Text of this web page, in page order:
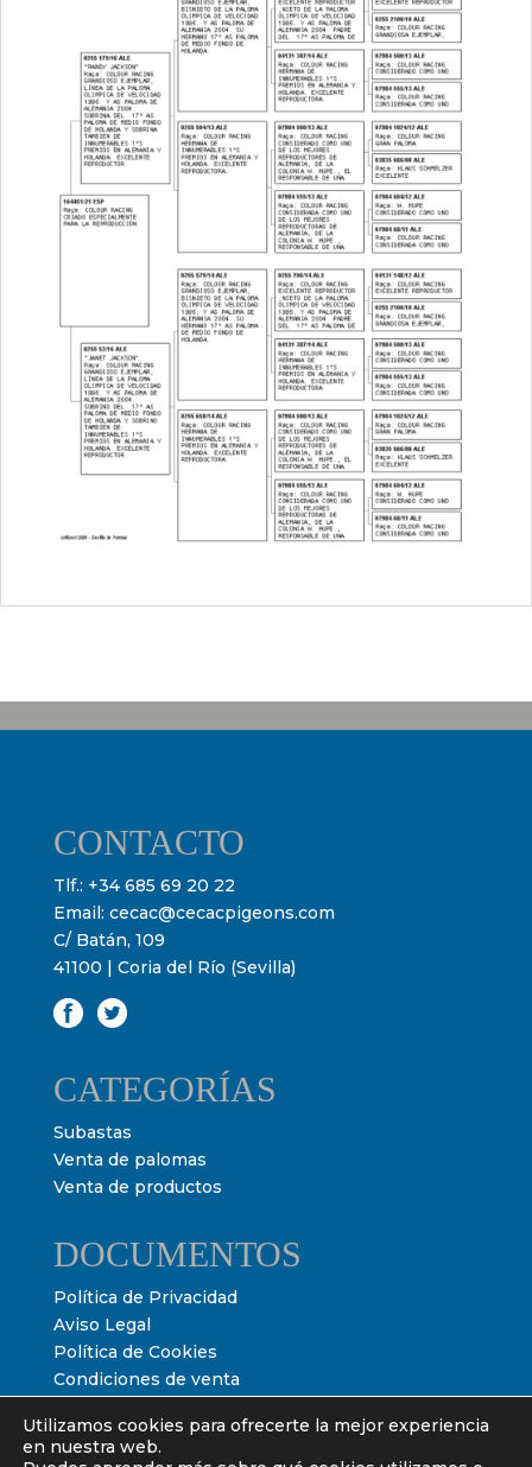
CONTACTO
Tlf.: +34 685 69 20 22
Email: cecac@cecacpigeons.com
C/ Batán, 109
41100 | Coria del Río (Sevilla)
CATEGORÍAS
Subastas
Venta de palomas
Venta de productos
DOCUMENTOS
Política de Privacidad
Aviso Legal
Política de Cookies
Condiciones de venta
Utilizamos cookies para ofrecerte la mejor experiencia
en nuestra web.